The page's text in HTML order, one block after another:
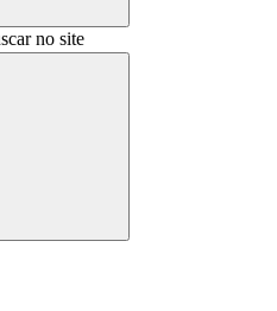
no site